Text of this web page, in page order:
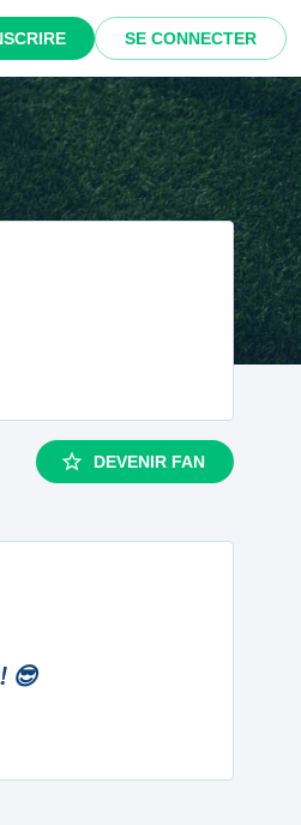
SE CONNECTER
DEVENIR FAN
😎